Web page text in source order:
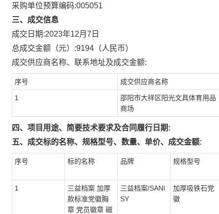
采购单位预算编码:005051
三、成交信息
成交日期:2023年12月7日
总成交金额（元）:9194 （人民币）
成交供应商名称、联系地址及成交金额:
序号 成交供应商名称
1
邵阳市大祥区阳光文具体育用品
商场
四、项目用途、简要技术要求及合同履行日期:
五、成交标的名称、规格型号、数量、单价、成交金额:
序号 标的名称 品牌 规格型号
1
三益档案 加厚
款标准党徽胸
章 党员徽章 磁
三益档案/SANI
SY
加厚吸铁石党
徽